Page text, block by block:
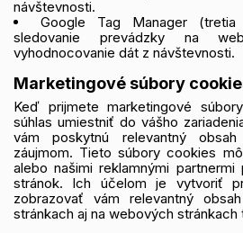
návštevnosti.
Google Tag Manager
sledovanie prevádzky na
vyhodnocovanie dát z návštevnosti.
Marketingové súbory
Keď prijmete marketingové
súhlas umiestniť do vášho
vám poskytnú relevantný
záujmom. Tieto súbory cookies
alebo našimi reklamnými
stránok. Ich účelom je vytvoriť
zobrazovať vám relevantný
stránkach aj na webových stránkach